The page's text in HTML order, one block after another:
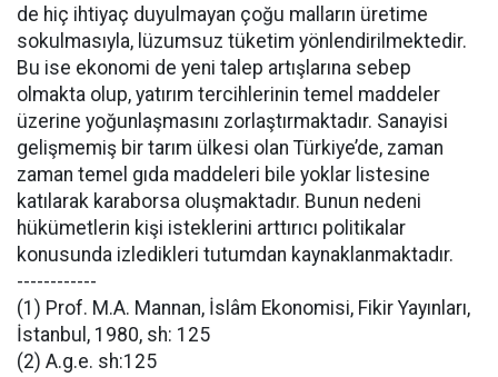
de hiç ihtiyaç duyulmayan çoğu malların üretime
sokulmasıyla, lüzumsuz tüketim yönlendirilmektedir.
Bu ise ekonomi de yeni talep artışlarına sebep
olmakta olup, yatırım tercihlerinin temel maddeler
üzerine yoğunlaşmasını zorlaştırmaktadır. Sanayisi
gelişmemiş bir tarım ülkesi olan Türkiye’de, zaman
zaman temel gıda maddeleri bile yoklar listesine
katılarak karaborsa oluşmaktadır. Bunun nedeni
hükümetlerin kişi isteklerini arttırıcı politikalar
konusunda izledikleri tutumdan kaynaklanmaktadır.
------------
(1) Prof. M.A. Mannan, İslâm Ekonomisi, Fikir Yayınları,
İstanbul, 1980, sh: 125
(2) A.g.e. sh:125